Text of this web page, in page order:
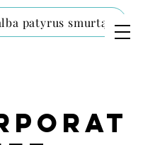
patyrus smurtą